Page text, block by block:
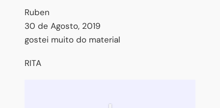
Ruben
30 de Agosto, 2019
gostei muito do material
RITA